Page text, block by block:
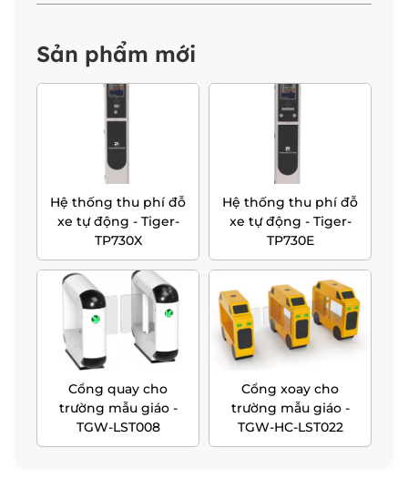
Sản phẩm mới
Hệ thống thu phí đỗ
xe tự động - Tiger-
TP730X
Hệ thống thu phí đỗ
xe tự động - Tiger-
TP730E
Cổng quay cho
trường mẫu giáo -
TGW-LST008
Cổng xoay cho
trường mẫu giáo -
TGW-HC-LST022